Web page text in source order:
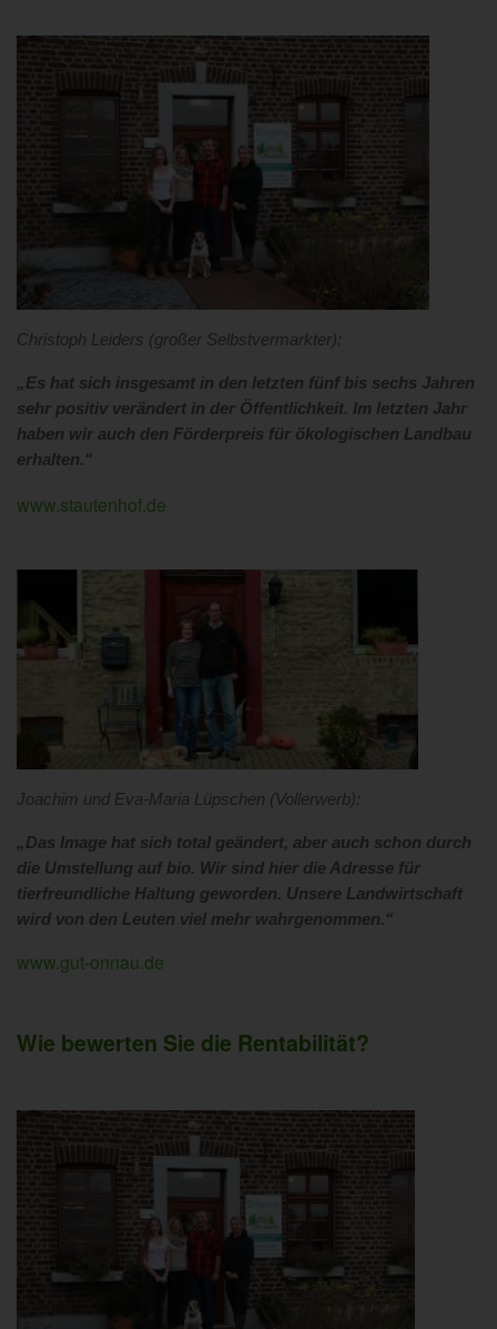
Christoph Leiders (großer Selbstvermarkter):
„Es hat sich insgesamt in den letzten fünf bis sechs Jahren
sehr positiv verändert in der Öffentlichkeit. Im letzten Jahr
haben wir auch den Förderpreis für ökologischen Landbau
erhalten.“
www.stautenhof.de
Joachim und Eva-Maria Lüpschen (Vollerwerb):
„Das Image hat sich total geändert, aber auch schon durch
die Umstellung auf bio. Wir sind hier die Adresse für
tierfreundliche Haltung geworden. Unsere Landwirtschaft
wird von den Leuten viel mehr wahrgenommen.“
www.gut-onnau.de
Wie bewerten Sie die Rentabilität?